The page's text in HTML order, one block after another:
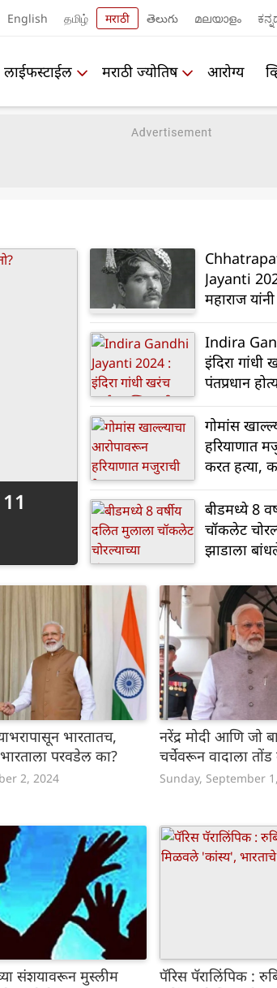
English தமிழ் मराठी తెలుగు മലയാളം
लाईफस्टाईल मराठी ज्योतिष आरोग्य
Jayanti
महाराज
विचारांनी
दिली?
Indira
इंदिरा गांधी
पंतप्रधान
गोमांस
हरियाणात
करत हत्या,
करायचा
बीडमध्ये 8
चॉकलेट
झाडाला
भारतातच,
परवडेल का?
2, 2024
नरेंद्र मोदी आणि जो
चर्चेवरून वादाला
Sunday, September
संशयावरून मुस्लीम
पॅरिस पॅरालिंपिक :